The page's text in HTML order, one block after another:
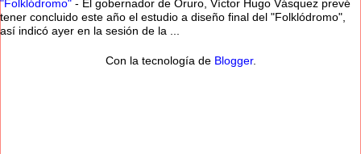
"Folklódromo" - El gobernador de Oruro, Víctor Hugo Vásquez prevé
tener concluido este año el estudio a diseño final del "Folklódromo",
así indicó ayer en la sesión de la ...
Con la tecnología de Blogger.